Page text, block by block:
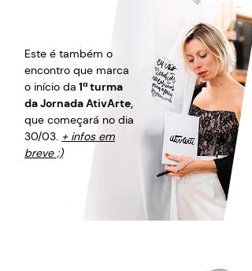
Este é também o
encontro que marca
o início da 1ª turma
da Jornada AtivArte,
que começará no dia
30/03. + infos em
breve ;)